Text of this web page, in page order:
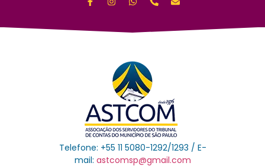
Telefone: +55 11 5080-1292/1293 / E-
mail: astcomsp@gmail.com